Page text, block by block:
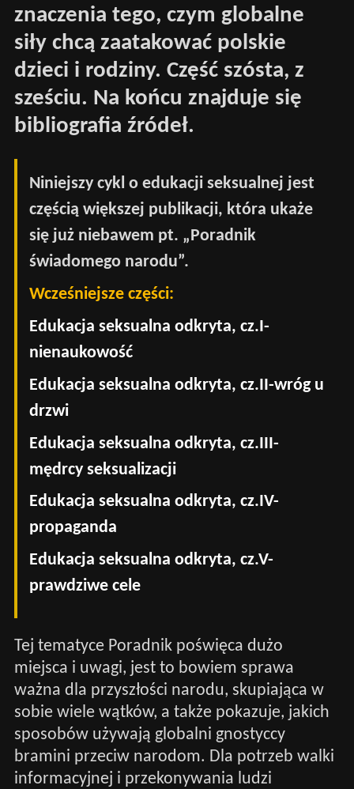
znaczenia tego, czym globalne
siły chcą zaatakować polskie
dzieci i rodziny. Część szósta, z
sześciu. Na końcu znajduje się
bibliografia źródeł.
Niniejszy cykl o edukacji seksualnej jest
częścią większej publikacji, która ukaże
się już niebawem pt. „Poradnik
świadomego narodu”.
Wcześniejsze części:
Edukacja seksualna odkryta, cz.I-
nienaukowość
Edukacja seksualna odkryta, cz.II-wróg u
drzwi
Edukacja seksualna odkryta, cz.III-
mędrcy seksualizacji
Edukacja seksualna odkryta, cz.IV-
propaganda
Edukacja seksualna odkryta, cz.V-
prawdziwe cele
Tej tematyce Poradnik poświęca dużo
miejsca i uwagi, jest to bowiem sprawa
ważna dla przyszłości narodu, skupiająca w
sobie wiele wątków, a także pokazuje, jakich
sposobów używają globalni gnostyccy
bramini przeciw narodom. Dla potrzeb walki
informacyjnej i przekonywania ludzi